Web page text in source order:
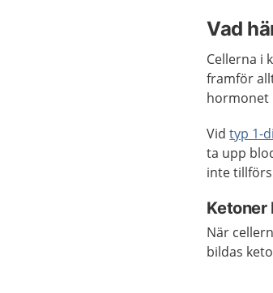
Vad
Cellerna i
framför
hormonet
Vidtyp 1-
ta upp
inte
Ketoner
När
bildas